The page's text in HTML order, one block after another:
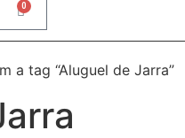
0
a tag “Aluguel de Jarra”